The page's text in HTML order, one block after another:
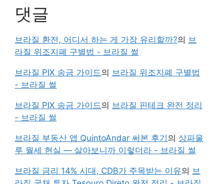
댓글
브라질 환전, 어디서 하는 게 가장 유리할까?의 브
라질 위조지폐 구별법 - 브라질 썰
브라질 PIX 송금 가이드의 브라질 위조지폐 구별법
- 브라질 썰
브라질 PIX 송금 가이드의 브라질 핀테크 완전 정리
- 브라질 썰
브라질 부동산 앱 QuintoAndar 써본 후기 의 상파울
루 월세 현실 — 살아보니까 이렇더라 - 브라질 썰
브라질 금리 14% 시대, CDB가 주목받는 이유의 브